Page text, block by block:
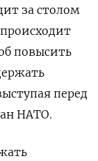
за столом
повысить
перед
НАТО.